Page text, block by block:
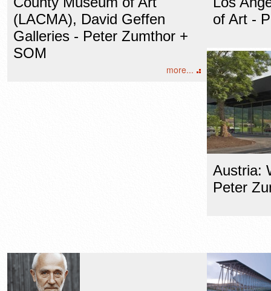
(LACMA), David Geffen
Galleries - Peter Zumthor +
SOM
more...
of Art -
Austria:
Peter